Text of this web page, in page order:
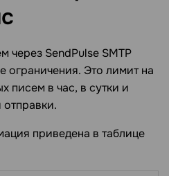
через SendPulse SMTP
ограничения. Это лимит на
писем в час, в сутки и
приведена в таблице